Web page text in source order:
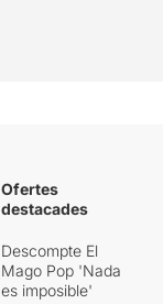
Ofertes
destacades
Descompte El
Mago Pop 'Nada
es imposible'